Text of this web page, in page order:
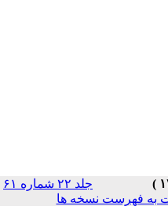
جلد ۲۲ شماره ۶۱
فهرست نسخه ها